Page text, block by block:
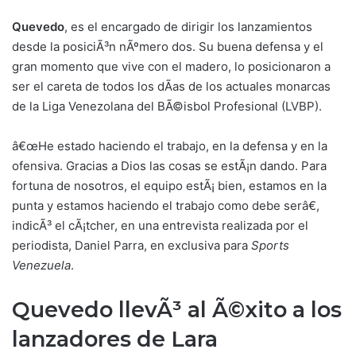
Quevedo, es el encargado de dirigir los lanzamientos
desde la posiciÃ³n nÃºmero dos. Su buena defensa y el
gran momento que vive con el madero, lo posicionaron a
ser el careta de todos los dÃ­as de los actuales monarcas
de la Liga Venezolana del BÃ©isbol Profesional (LVBP).
â€œHe estado haciendo el trabajo, en la defensa y en la
ofensiva. Gracias a Dios las cosas se estÃ¡n dando. Para
fortuna de nosotros, el equipo estÃ¡ bien, estamos en la
punta y estamos haciendo el trabajo como debe serâ€,
indicÃ³ el cÃ¡tcher, en una entrevista realizada por el
periodista, Daniel Parra, en exclusiva para Sports
Venezuela.
Quevedo llevÃ³ al Ã©xito a los
lanzadores de Lara